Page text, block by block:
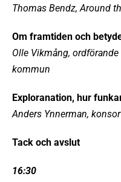
Thomas Bendz, Around
Om framtiden och
Olle Vikmång,
kommun
Exploranation, hur
Anders Ynnerman,
Tack och avslut
16:30